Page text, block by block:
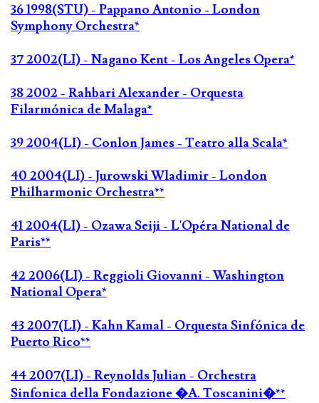
36 1998(STU) - Pappano Antonio - London
Symphony Orchestra*
37 2002(LI) - Nagano Kent - Los Angeles Opera*
38 2002 - Rahbari Alexander - Orquesta
Filarmónica de Malaga*
39 2004(LI) - Conlon James - Teatro alla Scala*
40 2004(LI) - Jurowski Wladimir - London
Philharmonic Orchestra**
41 2004(LI) - Ozawa Seiji - L'Opéra National de
Paris**
42 2006(LI) - Reggioli Giovanni - Washington
National Opera*
43 2007(LI) - Kahn Kamal - Orquesta Sinfónica de
Puerto Rico**
44 2007(LI) - Reynolds Julian - Orchestra
Sinfonica della Fondazione �A. Toscanini�**